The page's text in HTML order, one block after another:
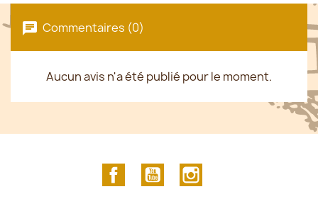
Commentaires (0)
Aucun avis n'a été publié pour le moment.
FacebookYouTube